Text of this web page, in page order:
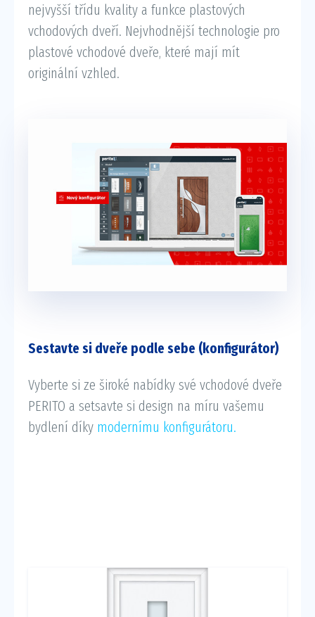
nejvyšší třídu kvality a funkce plastových
vchodových dveří. Nejvhodnější technologie pro
plastové vchodové dveře, které mají mít
originální vzhled.
Sestavte si dveře podle sebe (konfigurátor)
Vyberte si ze široké nabídky své vchodové dveře
PERITO a setsavte si design na míru vašemu
bydlení díky modernímu konfigurátoru.